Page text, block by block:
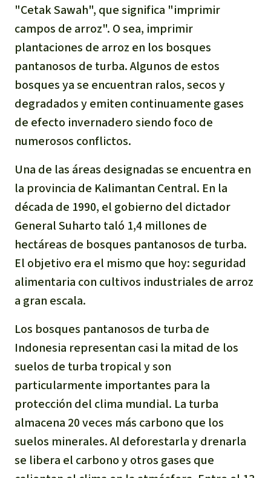
"Cetak Sawah", que significa "imprimir
campos de arroz". O sea, imprimir
plantaciones de arroz en los bosques
pantanosos de turba. Algunos de estos
bosques ya se encuentran ralos, secos y
degradados y emiten continuamente gases
de efecto invernadero siendo foco de
numerosos conflictos.
Una de las áreas designadas se encuentra en
la provincia de Kalimantan Central. En la
década de 1990, el gobierno del dictador
General Suharto taló 1,4 millones de
hectáreas de bosques pantanosos de turba.
El objetivo era el mismo que hoy: seguridad
alimentaria con cultivos industriales de arroz
a gran escala.
Los bosques pantanosos de turba de
Indonesia representan casi la mitad de los
suelos de turba tropical y son
particularmente importantes para la
protección del clima mundial. La turba
almacena 20 veces más carbono que los
suelos minerales. Al deforestarla y drenarla
se libera el carbono y otros gases que